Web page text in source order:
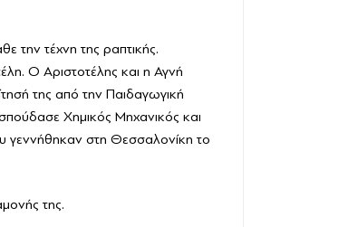
την τέχνη της ραπτικής.
Ο Αριστοτέλης και η Αγνή
της από την Παιδαγωγική
Χημικός Μηχανικός και
γεννήθηκαν στη Θεσσαλονίκη το
της.